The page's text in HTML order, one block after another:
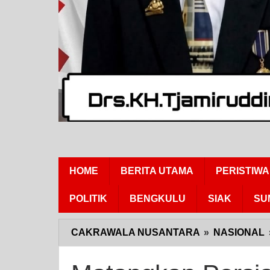
HOME BERITA UTAMA PERISTIWA
POLITIK BENGKULU SIAK
CAKRAWALA NUSANTARA » NASIONAL